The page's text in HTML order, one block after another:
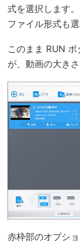
式を選択します
ファイル形式も
このまま RUN
が、動画の大き
赤枠部のオプシ